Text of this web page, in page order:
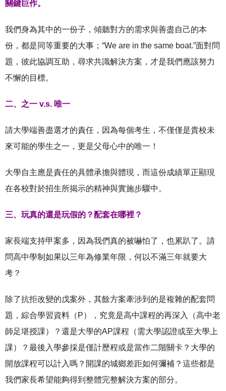
關鍵巨作。
我們身為其中的一份子，傾聽對方的需求與善盡自己的本
份，都是同等重要的大事；“We are in the same boat.”面對問
題，彼此協調互助，尋求共識解決方案，才是我們應該努力
不懈的目標。
二、之一 v.s. 唯一
請大學端善盡選才的責任，因為每個考生，不僅僅是貴校未
來可能的學生之一，更是父母心中的唯一！
大學自主應是責任的具體承擔與體現，而這份成績單正顯現
在各校對於招生所揭示的精神與實施步驟中。
三、玩真的還是玩假的？配套在哪裡？
家長端支持甲案多，因為我們真的被嚇怕了，也累趴了。請
問高中學制如果以三年為修業年限，何以不滿三年就要大
考？
除了抗拒改變的戊案外，其餘方案牽涉到的是複雜的配套問
題，綜合學習資料（P），究竟是高中課程的再深入（高中老
師足堪授課）？還是大學的AP課程（需大學認證或至大學上
課）？最後入學參採是僅計歷程或是當作二階關卡？大學的
開放課程可以計入嗎？開課的城鄉差距如何彌補？這些都是
我們家長希望能夠得到整體完整解決方案的部分。